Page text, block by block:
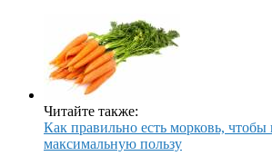
Читайте также:
Как правильно есть морковь, чтобы
максимальную пользу